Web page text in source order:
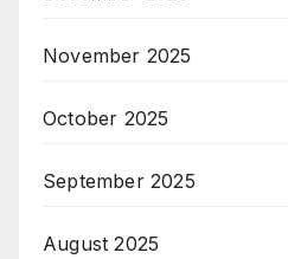
November 2025
October 2025
September 2025
August 2025